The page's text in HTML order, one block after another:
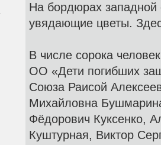
На бордюрах
увядающие цветы.
В числе сорока
ОО «Дети погибших
Союза Раисой
Михайловна
Фёдорович Куксенко,
Куштурная, Виктор